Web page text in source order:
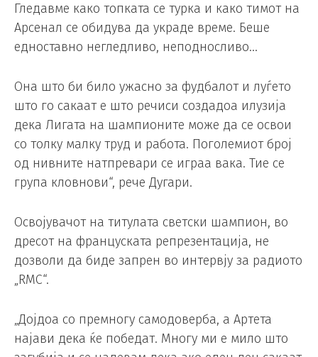
Гледавме како топката се турка и како тимот на
Арсенал се обидува да украде време. Беше
едноставно негледливо, неподносливо…
Она што би било ужасно за фудбалот и луѓето
што го сакаат е што речиси создадоа илузија
дека Лигата на шампионите може да се освои
со толку малку труд и работа. Поголемиот број
од нивните натпревари се играа вака. Тие се
група кловнови“, рече Дугари.
Освојувачот на титулата светски шампион, во
дресот на француската репрезентација, не
дозволи да биде запрен во интервју за радиото
„RMC“.
„Дојдоа со премногу самодоверба, а Артета
најави дека ќе победат. Многу ми е мило што